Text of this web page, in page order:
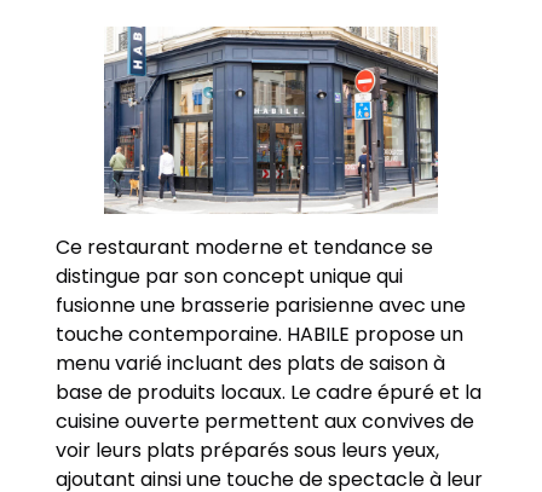
Ce restaurant moderne et tendance se
distingue par son concept unique qui
fusionne une brasserie parisienne avec une
touche contemporaine. HABILE propose un
menu varié incluant des plats de saison à
base de produits locaux. Le cadre épuré et la
cuisine ouverte permettent aux convives de
voir leurs plats préparés sous leurs yeux,
ajoutant ainsi une touche de spectacle à leur